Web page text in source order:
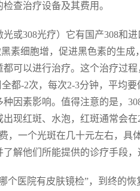
查治疗设备及其费用。
或308光疗）它有国产308和
素细胞增，促进黑色素的生
可以进行治疗。这个治疗过
都-2次，每次2-3分钟，平均
因素影响。值得注意的是，
现红斑、水泡，红斑通常会
，一个光斑在几十元左右，具
解他们所能提供的诊疗手段，
个医院有皮肤镜检”，到终的